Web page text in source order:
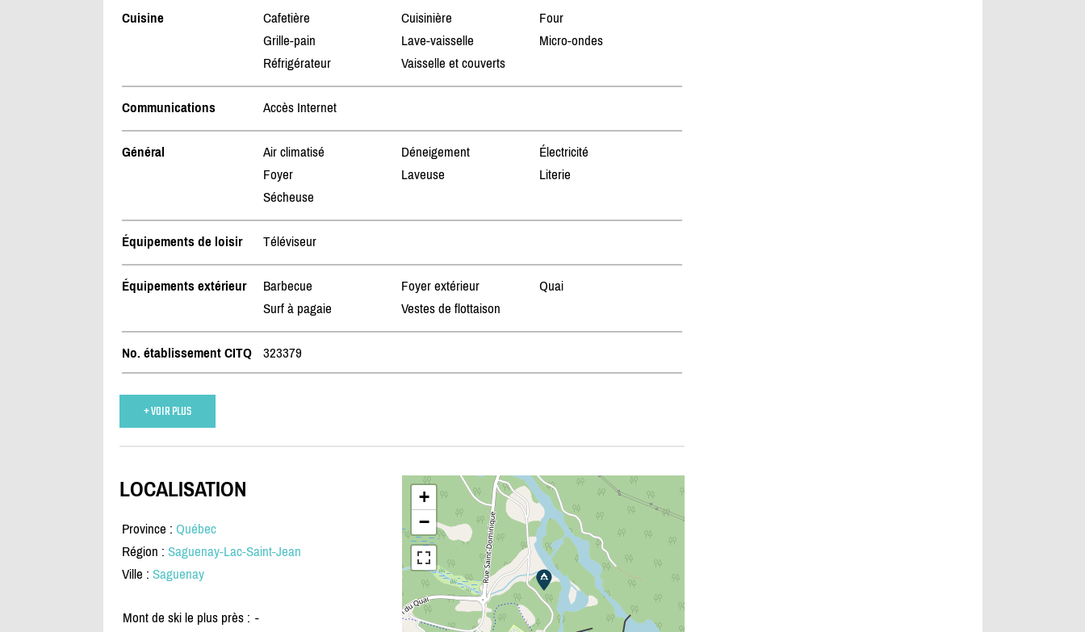
Cuisine Cafetière Cuisinière
Four
Grille-pain
Lave-vaisselle
Micro-ondes
Réfrigérateur
Vaisselle et couverts
Communications Accès Internet
Général Air climatisé Déneigement
Électricité
Foyer
Laveuse
Literie
Sécheuse
Équipements de loisir Téléviseur
Équipements extérieur Barbecue Foyer extérieur
Quai
Surf à pagaie
Vestes de flottaison
No. établissement CITQ 323379
+ VOIR PLUS
+
−
LOCALISATION
Province : Québec
Région : Saguenay-Lac-Saint-Jean
Ville : Saguenay
Mont de ski le plus près : -